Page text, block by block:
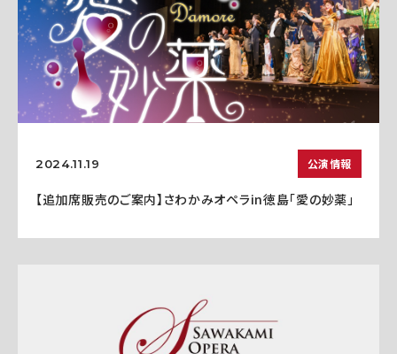
2024.11.19 公演情報
【追加席販売のご案内】さわかみオペラin徳島「愛の妙薬」